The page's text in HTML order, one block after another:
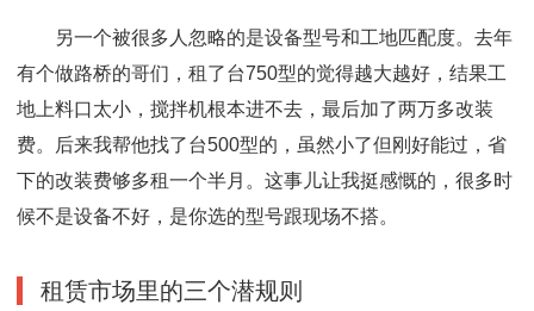
另一个被很多人忽略的是设备型号和工地匹配度。去年
有个做路桥的哥们，租了台750型的觉得越大越好，结果工
地上料口太小，搅拌机根本进不去，最后加了两万多改装
费。后来我帮他找了台500型的，虽然小了但刚好能过，省
下的改装费够多租一个半月。这事儿让我挺感慨的，很多时
候不是设备不好，是你选的型号跟现场不搭。
租赁市场里的三个潜规则